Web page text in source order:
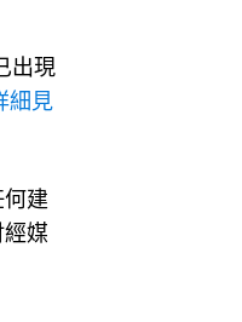
出現
細見
建
媒